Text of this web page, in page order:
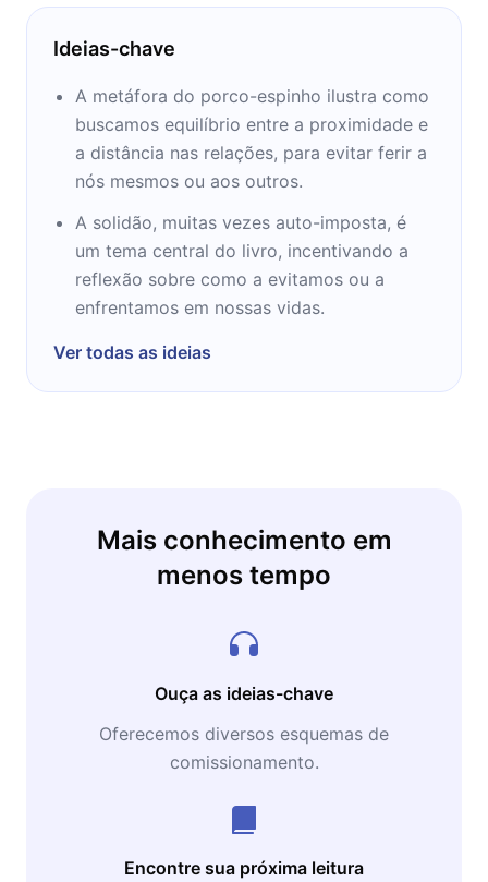
Ideias-chave
A metáfora do porco-espinho ilustra como
buscamos equilíbrio entre a proximidade e
a distância nas relações, para evitar ferir a
nós mesmos ou aos outros.
A solidão, muitas vezes auto-imposta, é
um tema central do livro, incentivando a
reflexão sobre como a evitamos ou a
enfrentamos em nossas vidas.
Ver todas as ideias
Mais conhecimento em
menos tempo
Ouça as ideias-chave
Oferecemos diversos esquemas de
comissionamento.
Encontre sua próxima leitura